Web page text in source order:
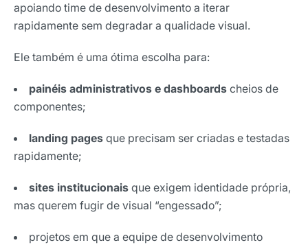
apoiando time de desenvolvimento a iterar
rapidamente sem degradar a qualidade visual.
Ele também é uma ótima escolha para:
painéis administrativos e dashboards cheios de
componentes;
landing pages que precisam ser criadas e testadas
rapidamente;
sites institucionais que exigem identidade própria,
mas querem fugir de visual “engessado”;
projetos em que a equipe de desenvolvimento
Assinar newsletter